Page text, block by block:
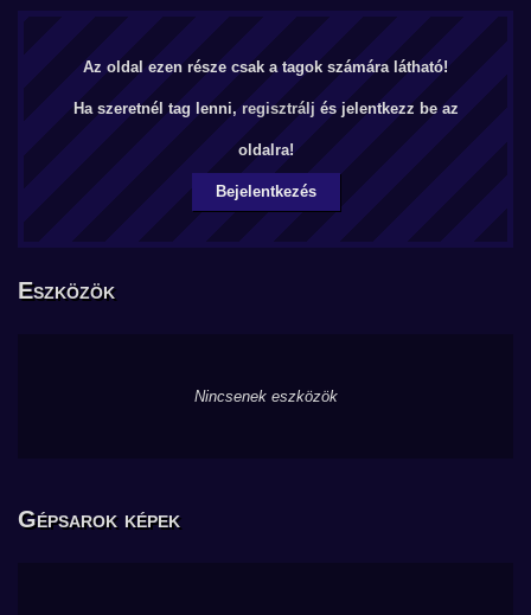
Az oldal ezen része csak a tagok számára látható!
Ha szeretnél tag lenni, regisztrálj és jelentkezz be az
oldalra!
Bejelentkezés
Eszközök
Nincsenek eszközök
Gépsarok képek